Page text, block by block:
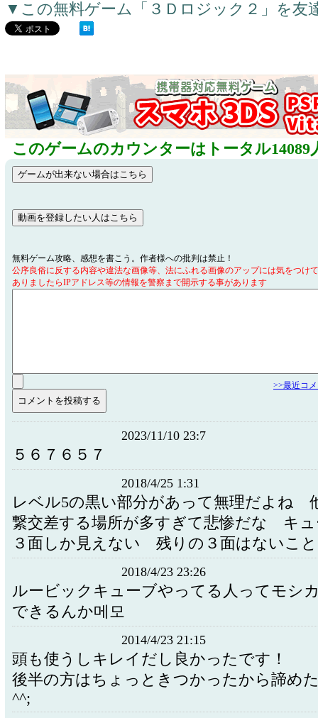
▼この無料ゲーム「３Ｄロジック２」を友
このゲームのカウンターはトータル14089
無料ゲーム攻略、感想を書こう。作者様への批判は禁止！
公序良俗に反する内容や違法な画像等、法にふれる画像のアップには気をつけ
ありましたらIPアドレス等の情報を警察まで開示する事があります
>>最近コ
2023/11/10 23:7
５６７６５７
2018/4/25 1:31
レベル5の黒い部分があって無理だよね
繋交差する場所が多すぎて悲惨だな キ
３面しか見えない 残りの３面はないこ
2018/4/23 23:26
ルービックキューブやってる人ってモシ
できるんか메모
2014/4/23 21:15
頭も使うしキレイだし良かったです！
後半の方はちょっときつかったから諦め
^^;